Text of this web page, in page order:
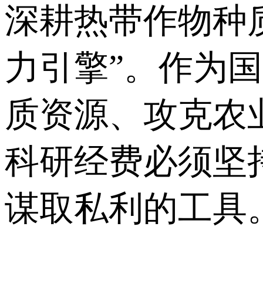
深耕热带作物种
力引擎”。作为
质资源、攻克农
科研经费必须坚
谋取私利的工具